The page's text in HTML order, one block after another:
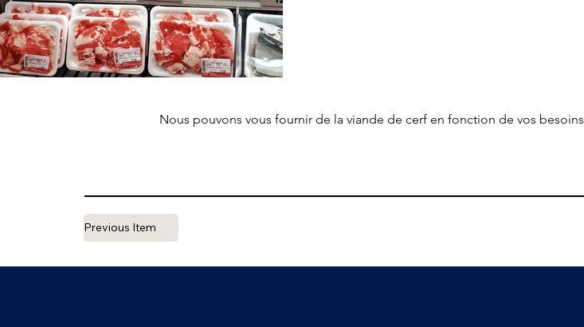
Nous pouvons vous fournir de la viande de cerf en fonction de vos besoins
Previous Item